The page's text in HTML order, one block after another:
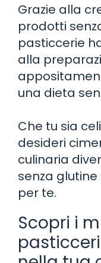
Grazie alla
prodotti
pasticcerie
alla
una dieta
Che tu sia
desideri
culinaria
senza
per te.
Scopri i